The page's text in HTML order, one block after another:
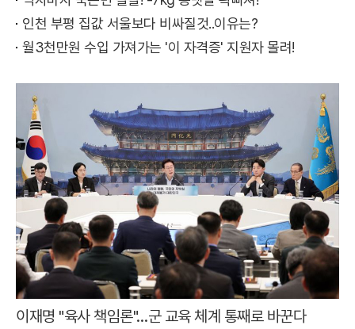
인천 부평 집값 서울보다 비싸질것..이유는?
월3천만원 수입 가져가는 '이 자격증' 지원자 몰려!
이재명 "육사 책임론"…군 교육 체계 통째로 바꾼다